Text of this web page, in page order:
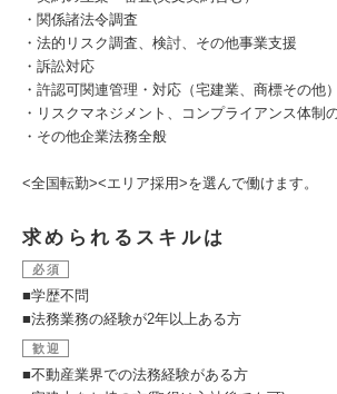
・関係諸法令調査
・法的リスク調査、検討、その他事業支援
・訴訟対応
・許認可関連管理・対応（宅建業、商標その他）
・リスクマネジメント、コンプライアンス体制
・その他企業法務全般
<全国転勤><エリア採用>を選んで働けます。
求められるスキルは
必須
■学歴不問
■法務業務の経験が2年以上ある方
歓迎
■不動産業界での法務経験がある方